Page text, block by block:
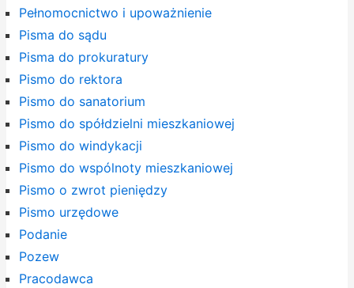
Pełnomocnictwo i upoważnienie
Pisma do sądu
Pisma do prokuratury
Pismo do rektora
Pismo do sanatorium
Pismo do spółdzielni mieszkaniowej
Pismo do windykacji
Pismo do wspólnoty mieszkaniowej
Pismo o zwrot pieniędzy
Pismo urzędowe
Podanie
Pozew
Pracodawca